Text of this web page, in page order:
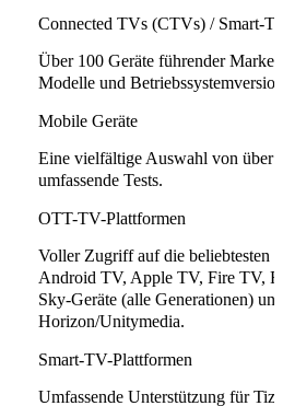
Connected TVs (CTVs) / Smart-
Über 100 Geräte führender
Modelle und
Mobile Geräte
Eine vielfältige Auswahl von über
umfassende Tests.
OTT-TV-Plattformen
Voller Zugriff auf die beliebtesten
Android TV, Apple TV, Fire TV,
Sky-Geräte (alle Generationen)
Horizon/Unitymedia.
Smart-TV-Plattformen
Umfassende Unterstützung für